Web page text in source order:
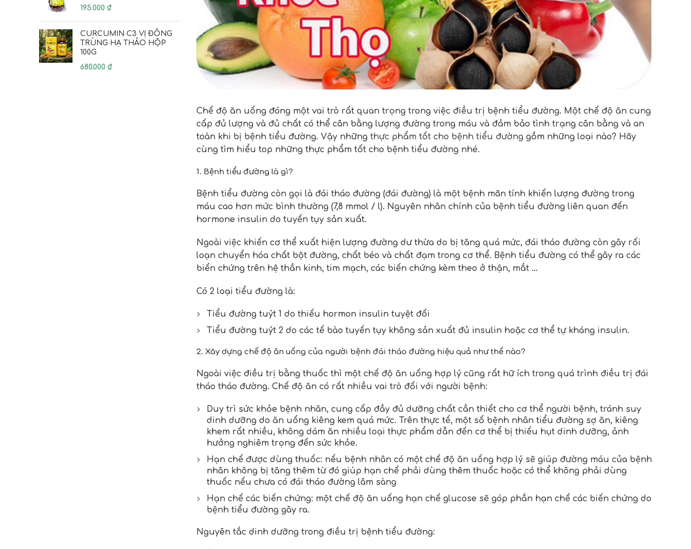
Chế độ ăn uống đóng một vai trò rất quan trọng trong việc điều trị bệnh tiểu đường. Một chế độ ăn cung
cấp đủ lượng và đủ chất có thể cân bằng lượng đường trong máu và đảm bảo tình trạng cân bằng và an
toàn khi bị bệnh tiểu đường. Vậy những thực phẩm tốt cho bệnh tiểu đường gồm những loại nào? Hãy
cùng tìm hiểu top những thực phẩm tốt cho bệnh tiểu đường nhé.
1. Bệnh tiểu đường là gì?
Bệnh tiểu đường còn gọi là đái tháo đường (đái đường) là một bệnh mãn tính khiến lượng đường trong
máu cao hơn mức bình thường (7,8 mmol / l). Nguyên nhân chính của bệnh tiểu đường liên quan đến
hormone insulin do tuyến tụy sản xuất.
Ngoài việc khiến cơ thể xuất hiện lượng đường dư thừa do bị tăng quá mức, đái tháo đường còn gây rối
loạn chuyển hóa chất bột đường, chất béo và chất đạm trong cơ thể. Bệnh tiểu đường có thể gây ra các
biến chứng trên hệ thần kinh, tim mạch, các biến chứng kèm theo ở thận, mắt …
Có 2 loại tiểu đường là:
Tiểu đường tuýt 1 do thiếu hormon insulin tuyệt đối
Tiểu đường tuýt 2 do các tế bào tuyến tụy không sản xuất đủ insulin hoặc cơ thể tự kháng insulin.
2. Xây dựng chế độ ăn uống của người bệnh đái tháo đường hiệu quả như thế nào?
Ngoài việc điều trị bằng thuốc thì một chế độ ăn uống hợp lý cũng rất hữ ích trong quá trình điều trị đái
tháo tháo đường. Chế độ ăn có rất nhiều vai trò đối với người bệnh:
Duy trì sức khỏe bệnh nhân, cung cấp đầy đủ dưỡng chất cần thiết cho cơ thể người bệnh, tránh suy
dinh dưỡng do ăn uống kiêng kem quá mức. Trên thực tế, một số bệnh nhân tiểu đường sợ ăn, kiêng
khem rất nhiều, không dám ăn nhiều loại thực phẩm dẫn đến cơ thể bị thiếu hụt dinh dưỡng, ảnh
hưởng nghiêm trọng đến sức khỏe.
Hạn chế được dùng thuốc: nếu bệnh nhân có một chế độ ăn uống hợp lý sẽ giúp đường máu của bệnh
nhân không bị tăng thêm từ đó giúp hạn chế phải dùng thêm thuốc hoặc có thể không phải dùng
thuốc nếu chưa có đái tháo đường lâm sàng
Hạn chế các biến chứng: một chế độ ăn uống hạn chế glucose sẽ góp phần hạn chế các biến chứng do
bệnh tiểu đường gây ra.
Nguyên tắc dinh dưỡng trong điều trị bệnh tiểu đường:
195.000 ₫
CURCUMIN C3 VỊ ĐÔNG
TRÙNG HẠ THẢO HỘP
100G
680.000 ₫